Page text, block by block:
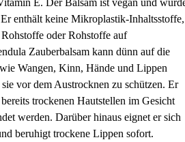
E. Der Balsam ist vegan und
enthält keine Mikroplastik-Inhaltsstoffe,
oder Rohstoffe auf
Zauberbalsam kann dünn auf die
Wangen, Kinn, Hände und Lippen
vor dem Austrocknen zu schützen. Er
trockenen Hautstellen im Gesicht
werden. Darüber hinaus eignet er sich
beruhigt trockene Lippen sofort.